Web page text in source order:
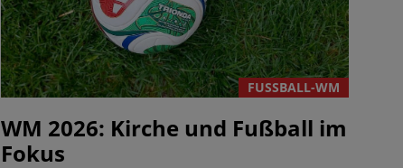
FUSSBALL-WM
WM 2026: Kirche und Fußball im
Fokus